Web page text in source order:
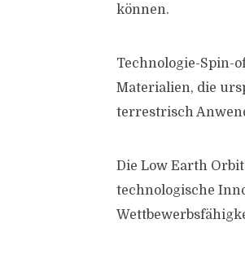
können.
Technologie-Spin-
Materialien, die
terrestrisch
Die Low Earth
technologische